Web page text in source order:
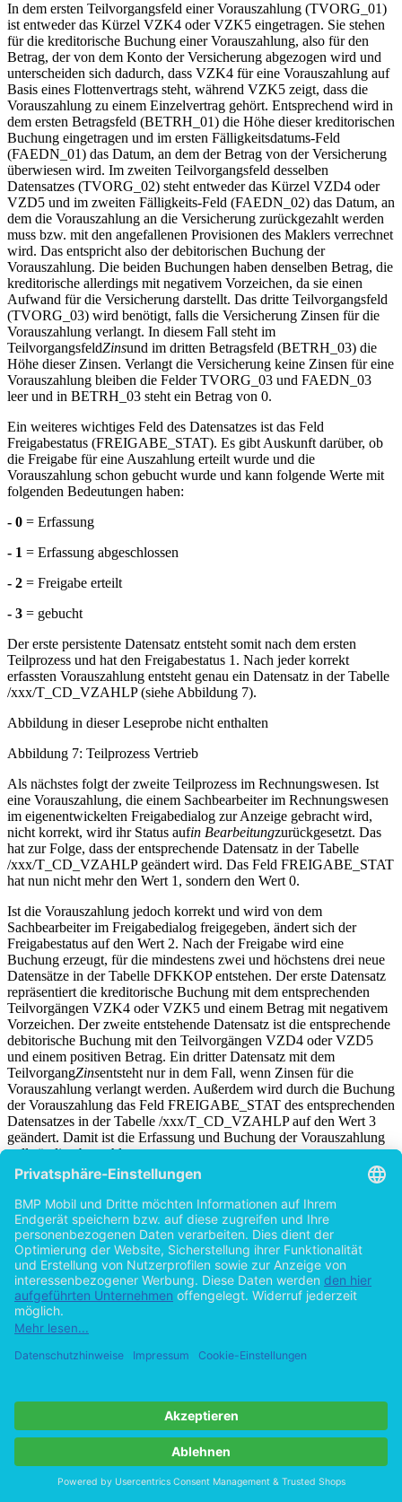
In dem ersten Teilvorgangsfeld einer Vorauszahlung (TVORG_01)
ist entweder das Kürzel VZK4 oder VZK5 eingetragen. Sie stehen
für die kreditorische Buchung einer Vorauszahlung, also für den
Betrag, der von dem Konto der Versicherung abgezogen wird und
unterscheiden sich dadurch, dass VZK4 für eine Vorauszahlung auf
Basis eines Flottenvertrags steht, während VZK5 zeigt, dass die
Vorauszahlung zu einem Einzelvertrag gehört. Entsprechend wird in
dem ersten Betragsfeld (BETRH_01) die Höhe dieser kreditorischen
Buchung eingetragen und im ersten Fälligkeitsdatums-Feld
(FAEDN_01) das Datum, an dem der Betrag von der Versicherung
überwiesen wird. Im zweiten Teilvorgangsfeld desselben
Datensatzes (TVORG_02) steht entweder das Kürzel VZD4 oder
VZD5 und im zweiten Fälligkeits-Feld (FAEDN_02) das Datum, an
dem die Vorauszahlung an die Versicherung zurückgezahlt werden
muss bzw. mit den angefallenen Provisionen des Maklers verrechnet
wird. Das entspricht also der debitorischen Buchung der
Vorauszahlung. Die beiden Buchungen haben denselben Betrag, die
kreditorische allerdings mit negativem Vorzeichen, da sie einen
Aufwand für die Versicherung darstellt. Das dritte Teilvorgangsfeld
(TVORG_03) wird benötigt, falls die Versicherung Zinsen für die
Vorauszahlung verlangt. In diesem Fall steht im
TeilvorgangsfeldZinsund im dritten Betragsfeld (BETRH_03) die
Höhe dieser Zinsen. Verlangt die Versicherung keine Zinsen für eine
Vorauszahlung bleiben die Felder TVORG_03 und FAEDN_03
leer und in BETRH_03 steht ein Betrag von 0.
Ein weiteres wichtiges Feld des Datensatzes ist das Feld
Freigabestatus (FREIGABE_STAT). Es gibt Auskunft darüber, ob
die Freigabe für eine Auszahlung erteilt wurde und die
Vorauszahlung schon gebucht wurde und kann folgende Werte mit
folgenden Bedeutungen haben:
- 0 = Erfassung
- 1 = Erfassung abgeschlossen
- 2 = Freigabe erteilt
- 3 = gebucht
Der erste persistente Datensatz entsteht somit nach dem ersten
Teilprozess und hat den Freigabestatus 1. Nach jeder korrekt
erfassten Vorauszahlung entsteht genau ein Datensatz in der Tabelle
/xxx/T_CD_VZAHLP (siehe Abbildung 7).
Abbildung in dieser Leseprobe nicht enthalten
Abbildung 7: Teilprozess Vertrieb
Als nächstes folgt der zweite Teilprozess im Rechnungswesen. Ist
eine Vorauszahlung, die einem Sachbearbeiter im Rechnungswesen
im eigenentwickelten Freigabedialog zur Anzeige gebracht wird,
nicht korrekt, wird ihr Status aufin Bearbeitungzurückgesetzt. Das
hat zur Folge, dass der entsprechende Datensatz in der Tabelle
/xxx/T_CD_VZAHLP geändert wird. Das Feld FREIGABE_STAT
hat nun nicht mehr den Wert 1, sondern den Wert 0.
Ist die Vorauszahlung jedoch korrekt und wird von dem
Sachbearbeiter im Freigabedialog freigegeben, ändert sich der
Freigabestatus auf den Wert 2. Nach der Freigabe wird eine
Buchung erzeugt, für die mindestens zwei und höchstens drei neue
Datensätze in der Tabelle DFKKOP entstehen. Der erste Datensatz
repräsentiert die kreditorische Buchung mit dem entsprechenden
Teilvorgängen VZK4 oder VZK5 und einem Betrag mit negativem
Vorzeichen. Der zweite entstehende Datensatz ist die entsprechende
debitorische Buchung mit den Teilvorgängen VZD4 oder VZD5
und einem positiven Betrag. Ein dritter Datensatz mit dem
TeilvorgangZinsentsteht nur in dem Fall, wenn Zinsen für die
Vorauszahlung verlangt werden. Außerdem wird durch die Buchung
der Vorauszahlung das Feld FREIGABE_STAT des entsprechenden
Datensatzes in der Tabelle /xxx/T_CD_VZAHLP auf den Wert 3
geändert. Damit ist die Erfassung und Buchung der Vorauszahlung
vollständig abgeschlossen.
Bei der Freigabe werden keine Sperren gesetzt. Ist eine
Vorauszahlung einmal freigegeben, ändert sich dauerhaft ihr
Freigabestatus auf den Wert 3 und sie kann nicht erneut im
Freigabedialog freigegeben werden. Für den seltenen Fall, dass
mehrere Mitarbeiter gleichzeitig denselben Datensatz freigeben
wollen, ist nur die Aktivität desjenigen Mitarbeiters relevant, der am
schnellsten ist.
Abbildung 8 zeigt zusammenfassend welche Auswirkungen der
zweite Teilprozess auf die Persistenzschicht hat.
Abbildung in dieser Leseprobe nicht enthalten
Diese Datenbank-Aktualisierungen wurden bereits zu einem
früheren Zeitpunkt von Mitarbeitern der untersuchten Versicherung
erstellt und müssen nicht im Rahmen dieser Projektarbeit
implementiert werden. Für die beiden Datenbanktabellen gibt es ein
Berechtigungskonzept. Der Zugriff wird durch